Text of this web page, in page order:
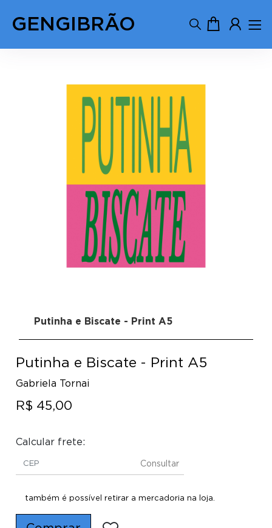
GENGIBRÃO
Putinha e Biscate - Print A5
Putinha e Biscate - Print A5
Gabriela Tornai
R$ 45,00
Calcular frete:
Consultar
também é possível retirar a mercadoria na loja.